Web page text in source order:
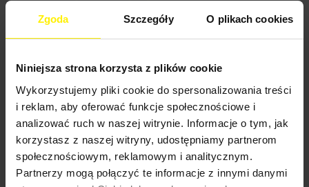
Zgoda Szczegóły O plikach cookies
Niniejsza strona korzysta z plików cookie
Wykorzystujemy pliki cookie do spersonalizowania treści
i reklam, aby oferować funkcje społecznościowe i
analizować ruch w naszej witrynie. Informacje o tym, jak
korzystasz z naszej witryny, udostępniamy partnerom
społecznościowym, reklamowym i analitycznym.
Partnerzy mogą połączyć te informacje z innymi danymi
Bębny na węże - Zwijacze
Cena
Cena

25,00 zł - 334,00 zł